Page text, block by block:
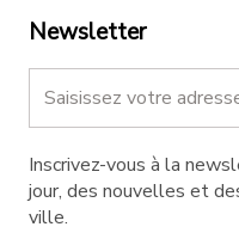
Newsletter
Inscrivez-vous à la
jour, des nouvelles et
ville.